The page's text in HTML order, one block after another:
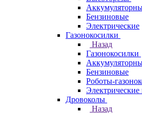
Бензиновые
Электрические
Газонокосилки
Назад
Газонокосилки
Бензиновые
Роботы-
Электрические
Дровоколы
Назад